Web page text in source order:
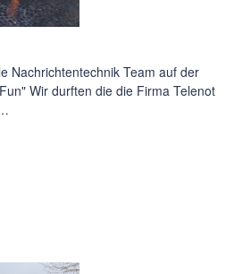
Nachrichtentechnik Team auf der
Wir durften die die Firma Telenot